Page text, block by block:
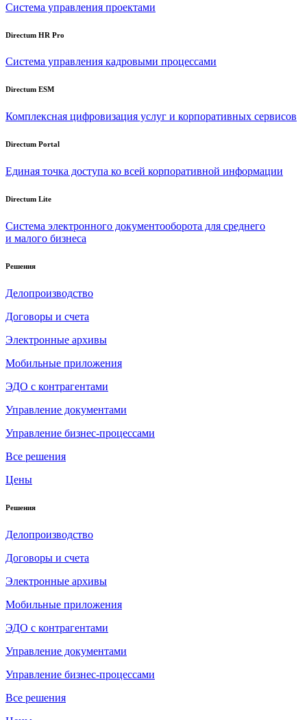
Система управления проектами
Directum HR Pro
Система управления кадровыми процессами
Directum ESM
Комплексная цифровизация услуг и корпоративных сервисов
Directum Portal
Единая точка доступа ко всей корпоративной информации
Directum Lite
Система электронного документооборота для среднего
и малого бизнеса
Решения
Делопроизводство
Договоры и счета
Электронные архивы
Мобильные приложения
ЭДО с контрагентами
Управление документами
Управление бизнес-процессами
Все решения
Цены
Решения
Делопроизводство
Договоры и счета
Электронные архивы
Мобильные приложения
ЭДО с контрагентами
Управление документами
Управление бизнес-процессами
Все решения